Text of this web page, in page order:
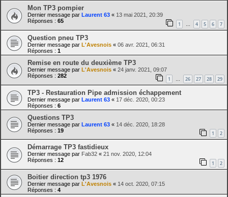
Mon TP3 pompier
Dernier message par Laurent 63 « 13 mai 2021, 20:39
Réponses : 65 1 … 4 5 6 7
Question pneu TP3
Dernier message par L'Avesnois « 06 avr. 2021, 06:31
Réponses : 1
Remise en route du deuxième TP3
Dernier message par L'Avesnois « 24 janv. 2021, 09:07
Réponses : 282 1 … 26 27 28 29
TP3 - Restauration Pipe admission échappement
Dernier message par Laurent 63 « 17 déc. 2020, 00:23
Réponses : 6
Questions TP3
Dernier message par Laurent 63 « 14 déc. 2020, 18:28
Réponses : 19 1 2
Démarrage TP3 fastidieux
Dernier message par Fab32 « 21 nov. 2020, 12:04
Réponses : 12 1 2
Boitier direction tp3 1976
Dernier message par L'Avesnois « 14 oct. 2020, 07:15
Réponses : 4